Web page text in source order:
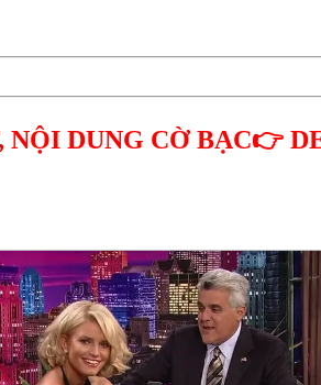
NỘI DUNG CỜ BẠC👉